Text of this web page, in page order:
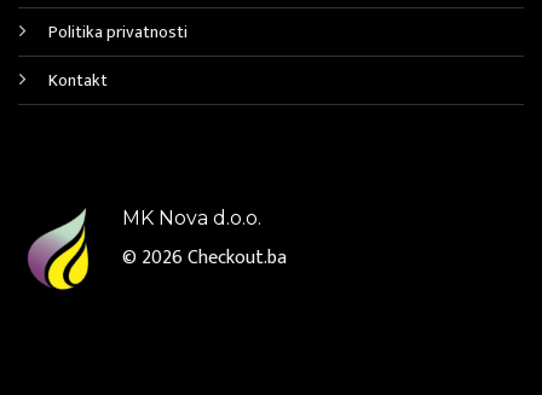
Politika privatnosti
Kontakt
MK Nova d.o.o.
© 2026Checkout.ba